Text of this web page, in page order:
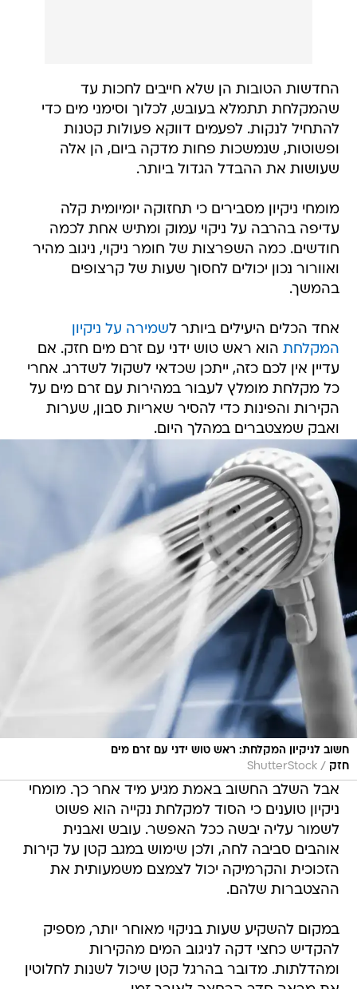
החדשות הטובות הן שלא חייבים לחכות עד
שהמקלחת תתמלא בעובש, לכלוך וסימני מים כדי
להתחיל לנקות. לפעמים דווקא פעולות קטנות
ופשוטות, שנמשכות פחות מדקה ביום, הן אלה
שעושות את ההבדל הגדול ביותר.
מומחי ניקיון מסבירים כי תחזוקה יומיומית קלה
עדיפה בהרבה על ניקוי עמוק ומתיש אחת לכמה
חודשים. כמה השפרצות של חומר ניקוי, ניגוב מהיר
ואוורור נכון יכולים לחסוך שעות של קרצופים
בהמשך.
אחד הכלים היעילים ביותר לשמירה על ניקיון
המקלחת הוא ראש טוש ידני עם זרם מים חזק. אם
עדיין אין לכם כזה, ייתכן שכדאי לשקול לשדרג. אחרי
כל מקלחת מומלץ לעבור במהירות עם זרם מים על
הקירות והפינות כדי להסיר שאריות סבון, שערות
ואבק שמצטברים במהלך היום.
חשוב לניקיון המקלחת: ראש טוש ידני עם זרם מים
חזק /
ShutterStock
אבל השלב החשוב באמת מגיע מיד אחר כך. מומחי
ניקיון טוענים כי הסוד למקלחת נקייה הוא פשוט
לשמור עליה יבשה ככל האפשר. עובש ואבנית
אוהבים סביבה לחה, ולכן שימוש במגב קטן על קירות
הזכוכית והקרמיקה יכול לצמצם משמעותית את
ההצטברות שלהם.
במקום להשקיע שעות בניקוי מאוחר יותר, מספיק
להקדיש כחצי דקה לניגוב המים מהקירות
ומהדלתות. מדובר בהרגל קטן שיכול לשנות לחלוטין